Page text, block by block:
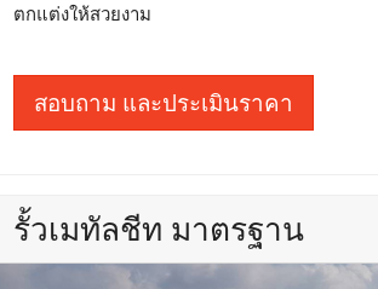
ตกแต่งให้สวยงาม
สอบถาม และประเมินราคา
รั้วเมทัลชีท มาตรฐาน